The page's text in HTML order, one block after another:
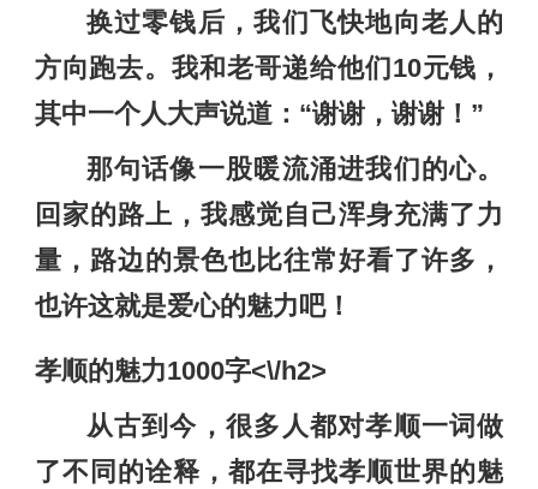
换过零钱后，我们飞快地向老人的
方向跑去。我和老哥递给他们10元钱，
其中一个人大声说道：“谢谢，谢谢！”
那句话像一股暖流涌进我们的心。
回家的路上，我感觉自己浑身充满了力
量，路边的景色也比往常好看了许多，
也许这就是爱心的魅力吧！
孝顺的魅力1000字<\/h2>
从古到今，很多人都对孝顺一词做
了不同的诠释，都在寻找孝顺世界的魅